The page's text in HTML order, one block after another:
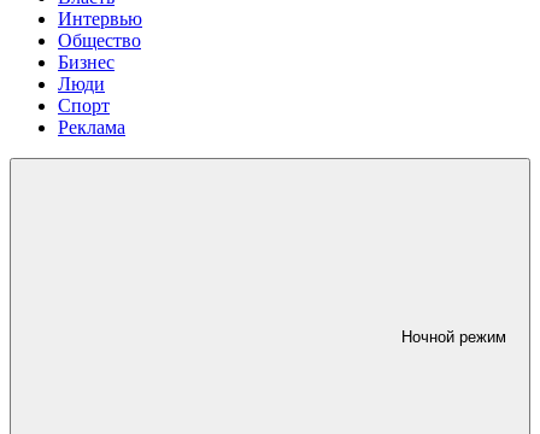
Интервью
Общество
Бизнес
Люди
Спорт
Реклама
Ночной режим